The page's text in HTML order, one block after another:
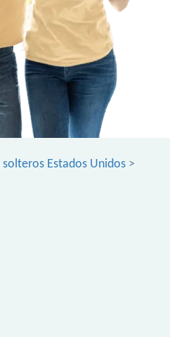
solteros Estados Unidos >